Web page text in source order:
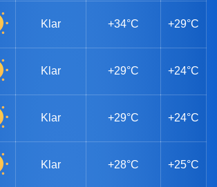
Klar +34°C +29°C
Klar +29°C +24°C
Klar +29°C +24°C
Klar +28°C +25°C